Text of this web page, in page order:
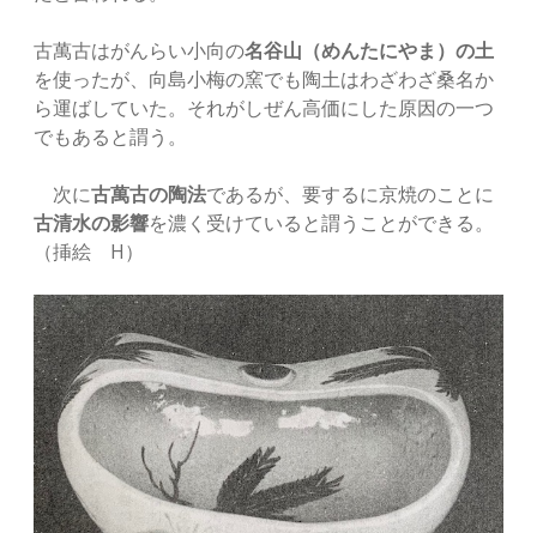
古萬古はがんらい小向の名谷山（めんたにやま）の土
を使ったが、向島小梅の窯でも陶土はわざわざ桑名か
ら運ばしていた。それがしぜん高価にした原因の一つ
でもあると謂う。
次に古萬古の陶法であるが、要するに京焼のことに
古清水の影響を濃く受けていると謂うことができる。
（挿絵 H）